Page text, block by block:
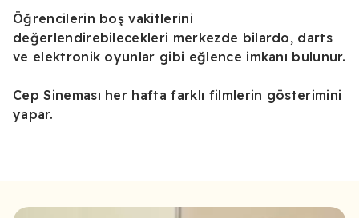
Öğrencilerin boş vakitlerini
değerlendirebilecekleri merkezde bilardo, darts
ve elektronik oyunlar gibi eğlence imkanı bulunur.
Cep Sineması her hafta farklı filmlerin gösterimini
yapar.